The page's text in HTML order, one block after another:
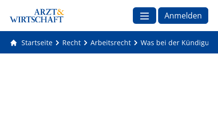
Anmelden
Startseite Recht Arbeitsrecht Was bei der